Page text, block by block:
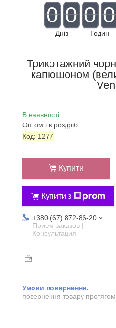
0 0
Днів
0 0
Годин
Трикотажний
капюшоном
В наявності
Оптом і в роздріб
Код: 1277
Купити
Купити з
+380 (67) 872-86-20
Прием заказов |
Консультация
повернення товару протягом